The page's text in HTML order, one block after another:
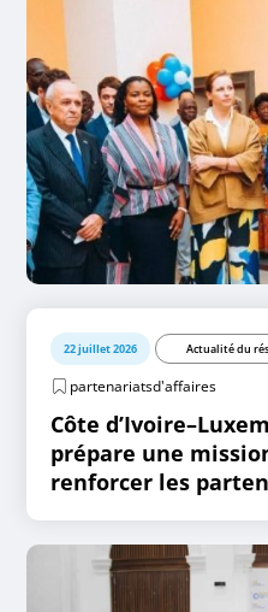
22 juillet 2026 Actualité du
partenariatsd'affaires
Côte
prépare une
renforcer les